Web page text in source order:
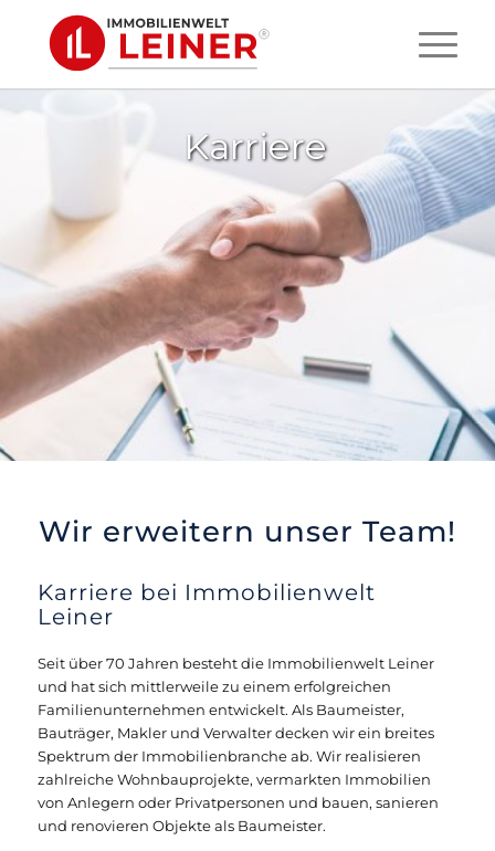
Karriere
Wir erweitern unser Team!
Karriere bei Immobilienwelt
Leiner
Seit über 70 Jahren besteht die Immobilienwelt Leiner
und hat sich mittlerweile zu einem erfolgreichen
Familienunternehmen entwickelt. Als Baumeister,
Bauträger, Makler und Verwalter decken wir ein breites
Spektrum der Immobilienbranche ab. Wir realisieren
zahlreiche Wohnbauprojekte, vermarkten Immobilien
von Anlegern oder Privatpersonen und bauen, sanieren
und renovieren Objekte als Baumeister.